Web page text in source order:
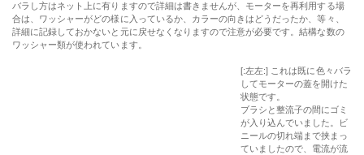
バラし方はネット上に有りますので詳細は書きませんが、モーターを再利用する場
合は、ワッシャーがどの様に入っているか、カラーの向きはどうだったか、等々、
詳細に記録しておかないと元に戻せなくなりますので注意が必要です。結構な数の
ワッシャー類が使われています。
[:左左:] これは既に色々バラ
してモーターの蓋を開けた
状態です。
ブラシと整流子の間にゴミ
が入り込んでいました。ビ
ニールの切れ端まで挟まっ
ていましたので、電流が流